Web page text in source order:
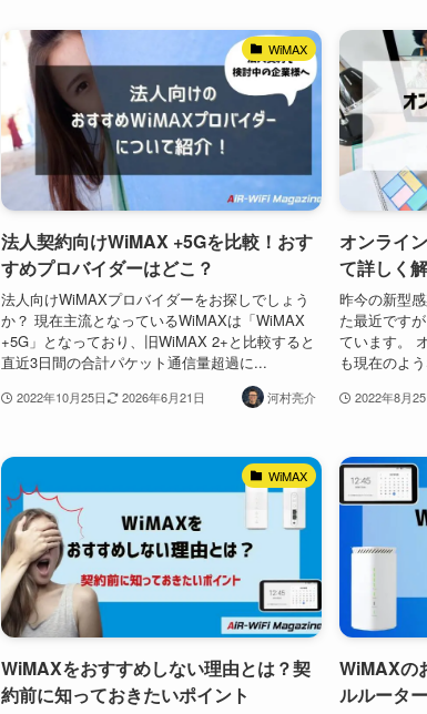
WiMAX
法人契約向けWiMAX +5Gを比較！おす
すめプロバイダーはどこ？
法人向けWiMAXプロバイダーをお探しでしょう
か？ 現在主流となっているWiMAXは「WiMAX
+5G」となっており、旧WiMAX 2+と比較すると
直近3日間の合計パケット通信量超過に...
2022年10月25日 2026年6月21日 河村亮介
オンライ
て詳しく
昨今の新型
た最近です
ています。
も現在のよ
2022年8月25
WiMAX
WiMAXをおすすめしない理由とは？契
約前に知っておきたいポイント
WiMAXの
ルルータ